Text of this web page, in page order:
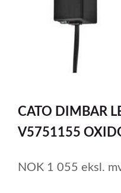
of
1
CATO DIMBAR
V5751155
NOK 1 055 eksl.